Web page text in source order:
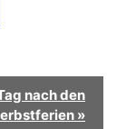
nach den
»